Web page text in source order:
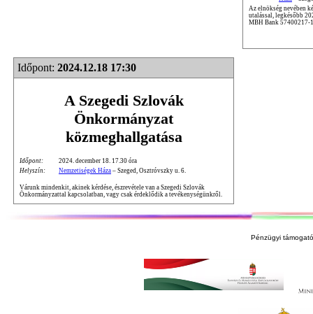
Az elnökség nevében
utalással, legkésőbb
MBH Bank 57400217-
Időpont: 2024.12.18 17:30
A Szegedi Szlovák
Önkormányzat
közmeghallgatása
Időpont:
2024. december 18. 17.30 óra
Helyszín:
Nemzetiségek Háza – Szeged, Osztróvszky u. 6.
Várunk mindenkit, akinek kérdése, észrevétele van a Szegedi Szlovák
Önkormányzattal kapcsolatban, vagy csak érdeklődik a tevékenységünkről.
Pénzügyi